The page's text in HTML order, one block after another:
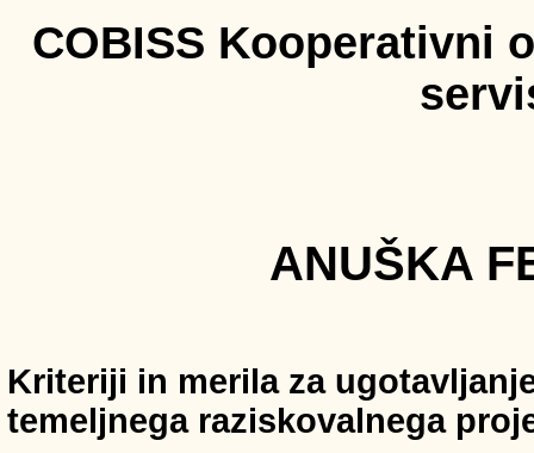
COBISS Kooperativni
ANUŠKA
Kriteriji in merila za
temeljnega raziskovalnega